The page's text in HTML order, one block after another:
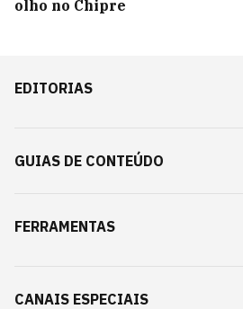
olho no Chipre
EDITORIAS
GUIAS DE CONTEÚDO
FERRAMENTAS
CANAIS ESPECIAIS